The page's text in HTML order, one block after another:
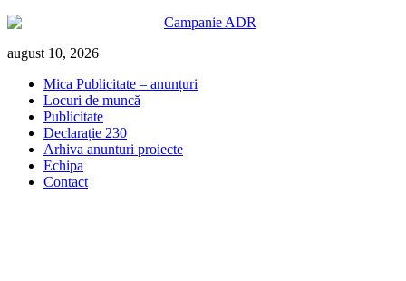
Skip
content
august 10, 2026
Mica Publicitate – anunțuri
Locuri de muncă
Publicitate
Declarație 230
Arhiva anunturi proiecte
Echipa
Contact